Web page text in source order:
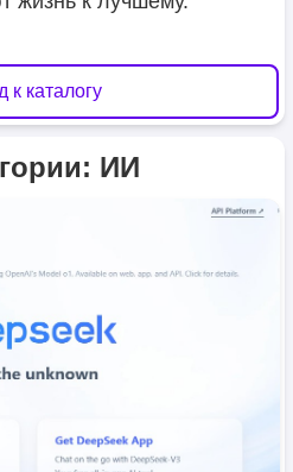
к каталогу
ИИ